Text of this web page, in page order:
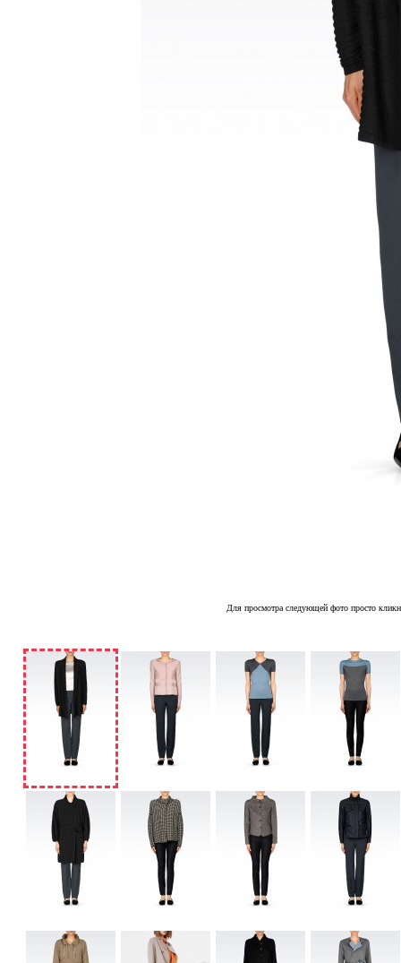
Для просмотра следующей фото просто